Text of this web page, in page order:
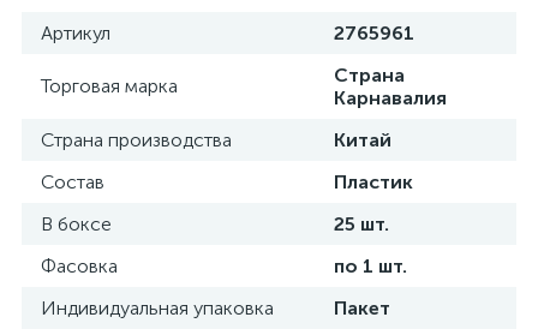
Артикул 2765961
Торговая марка
Страна
Карнавалия
Страна производства
Китай
Состав
Пластик
В боксе
25 шт.
Фасовка
по 1 шт.
Индивидуальная упаковка
Пакет